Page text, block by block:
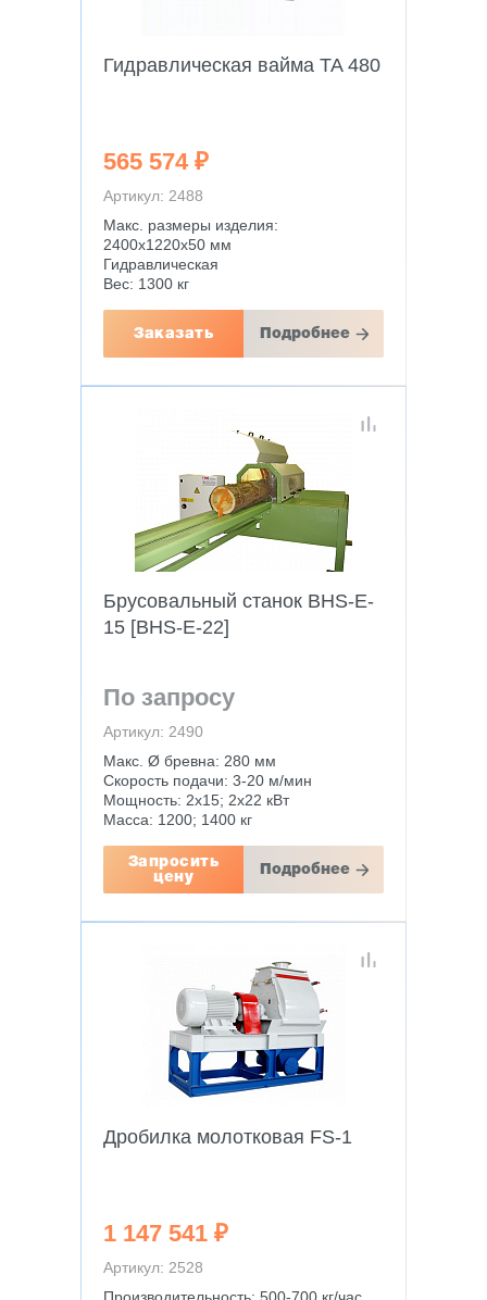
Гидравлическая вайма TA 480
565 574 ₽
Артикул: 2488
Макс. размеры изделия:
2400х1220х50 мм
Гидравлическая
Вес: 1300 кг
Заказать Подробнее
Брусовальный станок BHS-E-
15 [BHS-E-22]
По запросу
Артикул: 2490
Макс. Ø бревна: 280 мм
Скорость подачи: 3-20 м/мин
Мощность: 2х15; 2х22 кВт
Масса: 1200; 1400 кг
Запросить
цену
Подробнее
Дробилка молотковая FS-1
1 147 541 ₽
Артикул: 2528